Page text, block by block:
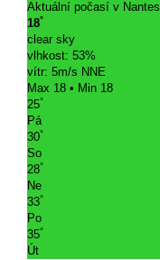
Aktuální počasí v Nantes
18°
clear sky
vlhkost: 53%
vítr: 5m/s NNE
Max 18 • Min 18
25°
Pá
30°
So
28°
Ne
33°
Po
35°
Út